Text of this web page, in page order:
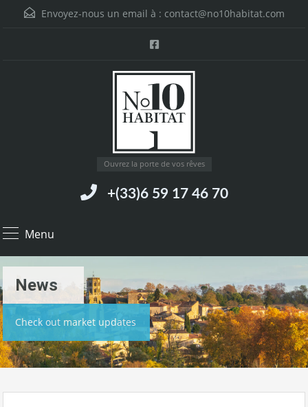
Envoyez-nous un email à : contact@no10habitat.com
Ouvrez la porte de vos rêves
+(33)6 59 17 46 70
Menu
News
Check out market updates